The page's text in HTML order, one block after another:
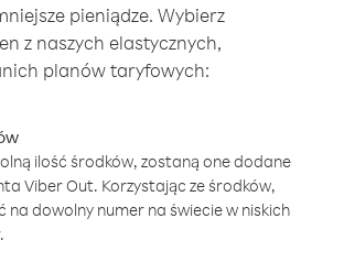
pieniądze. Wybierz
z naszych elastycznych,
planów taryfowych:
ilość środków, zostaną one dodane
Viber Out. Korzystając ze środków,
na dowolny numer na świecie w niskich